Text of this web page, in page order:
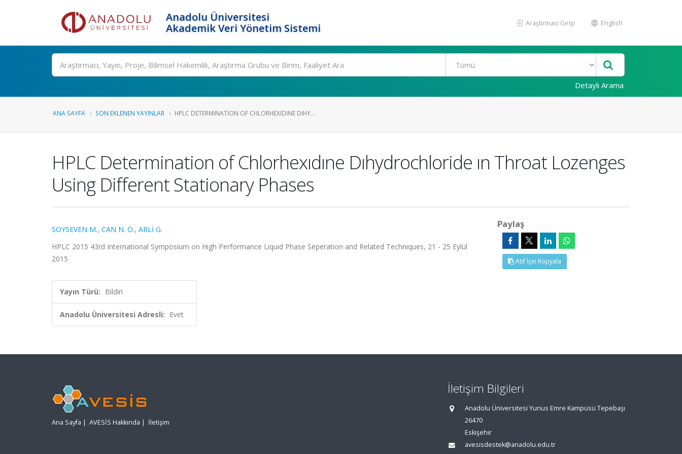
Anadolu Üniversitesi
Akademik Veri Yönetim Sistemi
Araştırmacı Girişi English
Ara
Detaylı Arama
ANA SAYFA SON EKLENEN YAYINLAR HPLC DETERMINATION OF CHLORHEXIDINE DIHY...
HPLC Determination of Chlorhexıdıne Dıhydrochloride ın Throat Lozenges
Using Different Stationary Phases
SOYSEVEN M., CAN N. Ö., ARLİ G.
HPLC 2015 43rd International Symposium on High Performance Liquid Phase Seperation and Related Techniques, 21 - 25 Eylül
2015
Yayın Türü: Bildiri
Anadolu Üniversitesi Adresli: Evet
Paylaş
Atıf İçin Kopyala
Ana Sayfa | AVESİS Hakkında | İletişim
İletişim Bilgileri
Anadolu Üniversitesi Yunus Emre Kampüsü Tepebaşı
26470
Eskişehir
avesisdestek@anadolu.edu.tr